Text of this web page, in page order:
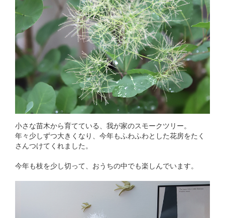
小さな苗木から育てている、我が家のスモークツリー。
年々少しずつ大きくなり、今年もふわふわとした花房をたく
さんつけてくれました。
今年も枝を少し切って、おうちの中でも楽しんでいます。